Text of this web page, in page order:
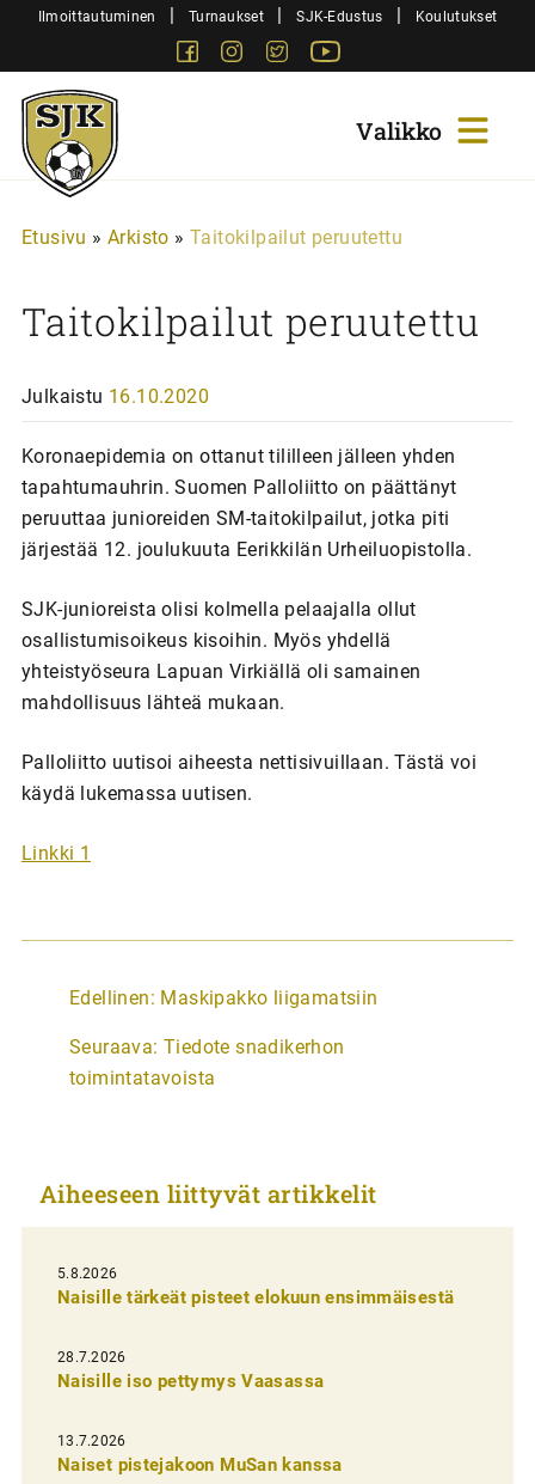
SiirryIlmoittautuminen | Turnaukset | SJK-Edustus | Koulutukset
FacebookInstagram
Twitter
Sjk-
Juniorit
Etusivu » Arkisto » Taitokilpailut peruutettu
Taitokilpailut peruutettu
Julkaistu 16.10.2020
Koronaepidemia on ottanut tililleen jälleen yhden
tapahtumauhrin. Suomen Palloliitto on päättänyt
peruuttaa junioreiden SM-taitokilpailut, jotka piti
järjestää 12. joulukuuta Eerikkilän Urheiluopistolla.
SJK-junioreista olisi kolmella pelaajalla ollut
osallistumisoikeus kisoihin. Myös yhdellä
yhteistyöseura Lapuan Virkiällä oli samainen
mahdollisuus lähteä mukaan.
Palloliitto uutisoi aiheesta nettisivuillaan. Tästä voi
käydä lukemassa uutisen.
Linkki 1
A
t
i
e
i
e
n
s
e
l
Edellinen: Maskipakko liigamatsiin
Seuraava: Tiedote snadikerhon
toimintatavoista
Aiheeseen liittyvät artikkelit
5.8.2026
Naisille tärkeät pisteet elokuun ensimmäisestä
28.7.2026
Naisille iso pettymys Vaasassa
13.7.2026
Naiset pistejakoon MuSan kanssa